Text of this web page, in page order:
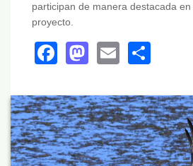
participan de manera destacada
proyecto.
Facebook
Mastodon
Email